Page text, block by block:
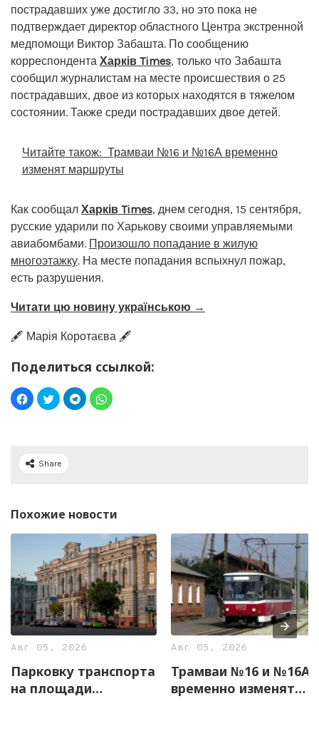
пострадавших уже достигло 33, но это пока не
подтверждает директор областного Центра экстренной
медпомощи Виктор Забашта. По сообщению
корреспондента Харків Times, только что Забашта
сообщил журналистам на месте происшествия о 25
пострадавших, двое из которых находятся в тяжелом
состоянии. Также среди пострадавших двое детей.
Читайте також: Трамваи №16 и №16А временно
изменят маршруты
Как сообщал Харків Times, днем ​​сегодня, 15 сентября,
русские ударили по Харькову своими управляемыми
авиабомбами. Произошло попадание в жилую
многоэтажку. На месте попадания вспыхнул пожар,
есть разрушения.
Читати цю новину українською →
🖋️ Марія Коротаєва 🖋️
Поделиться ссылкой:
Share
Похожие новости
Авг 05, 2026
Парковку транспорта
на площади
Авг 05, 2026
Трамваи №16 и №16А
временно изменят